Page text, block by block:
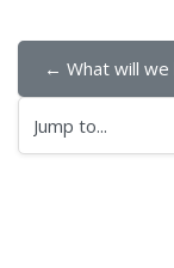
← What will
Jump to...